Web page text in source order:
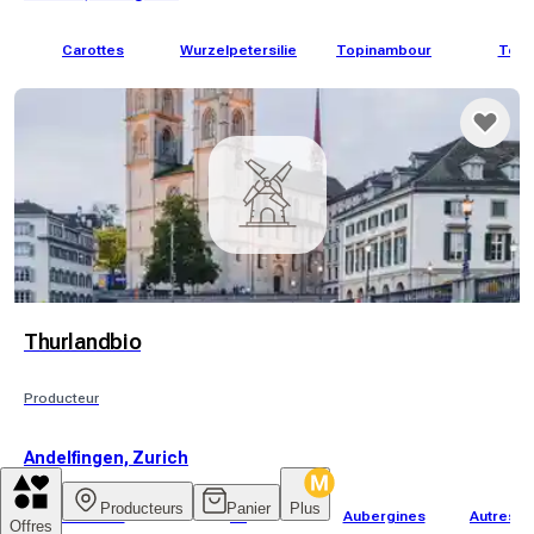
Carottes Wurzelpetersilie Topinambour
Thurlandbio
Producteur
Andelfingen, Zurich
Tomates Ail Aubergines Autres
Offres
Producteurs Panier Plus